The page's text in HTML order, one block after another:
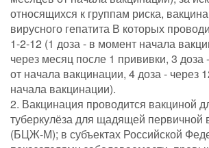
относящихся к группам риска,
вирусного гепатита В которых
1-2-12 (1 доза - в момент начала
через месяц после 1 прививки, 3 доза
от начала вакцинации, 4 доза - через
начала вакцинации).
2. Вакцинация проводится вакциной
туберкулёза для щадящей первичной
(БЦЖ-М); в субъектах Российской